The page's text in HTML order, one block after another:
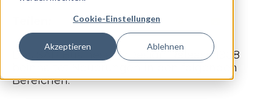
Cookie-Einstellungen
Akzeptieren Ablehnen
Das SAP Business ByDesign
Release 1908
beinhaltet Neuerungen in den folgenden
Bereichen: